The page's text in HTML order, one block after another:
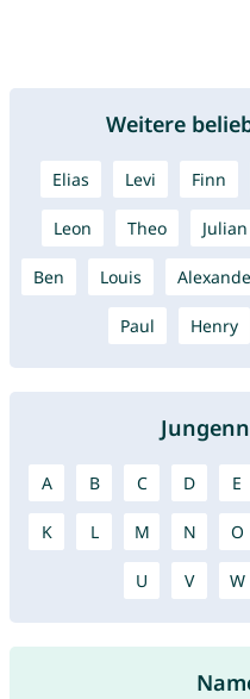
Weitere
Elias Levi Finn
Leon Theo Julian
Ben Louis
Paul Henry
A B C D E
K L M N O
U V W